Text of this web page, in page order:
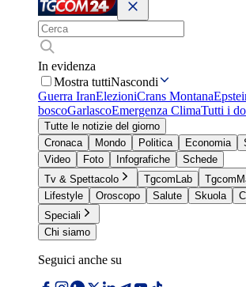
In evidenza
Mostra tuttiNascondi
Guerra IranElezioniCrans Montana
boscoGarlascoEmergenza ClimaTutti i
Tutte le notizie del giorno
Cronaca
Mondo Politica Economia
Video
Foto Infografiche
Schede
Tv & Spettacolo
TgcomLab
Lifestyle
Oroscopo Salute Skuola
Speciali
Chi siamo
Seguici anche su